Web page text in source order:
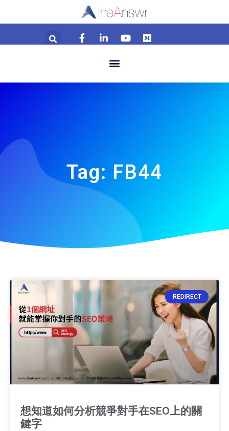
Tag: FB44
REDIRECT
想知道如何分析競爭對手在SEO上的關
鍵字